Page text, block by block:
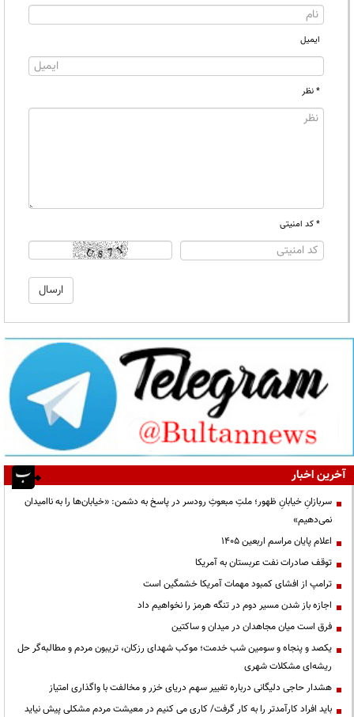
ایمیل
* نظر
* کد امنیتی
آخرین اخبار
سربازانِ خیابانِ ظهور؛ ملتِ مبعوثِ رودسر در پاسخ به دشمن: «خیابان‌ها را به ناامیدان
نمی‌دهیم»
اعلام پایان مراسم اربعین ۱۴۰۵
توقف صادرات نفت عربستان به آمریکا
ترامپ از افشای کمبود مهمات آمریکا خشمگین است
اجازه باز شدن مسیر دوم در تنگه هرمز را نخواهیم داد
فرق است میان مجاهدان در میدان و ساکتین
یکصد و پنجاه و سومین شب خدمت؛ موکب شهدای رزکان، تریبون مردم و مطالبه‌گر حل
ریشه‌ای مشکلات شهری
هشدار حاجی دلیگانی درباره تغییر سهم دریای خزر و مخالفت با واگذاری امتیاز
باید افراد کارآمدتر را به کار گرفت/ کاری می کنیم در معیشت مردم مشکلی پیش نیاید